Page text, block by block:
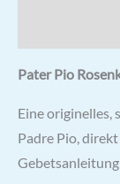
Pater Pio
Eine originelles,
Padre Pio,